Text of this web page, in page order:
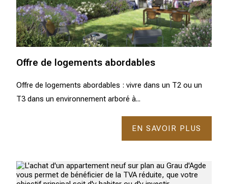
Offre de logements abordables
Offre de logements abordables : vivre dans un T2 ou un
T3 dans un environnement arboré à...
EN SAVOIR PLUS